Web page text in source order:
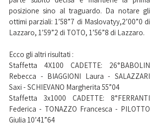
posizione sino al traguardo. Da notare gli
ottimi parziali: 1’58”7 di Maslovatyy,2’00”0 di
Lazzaro, 1’59”2 di TOTO, 1’56”8 di Lazzaro.
Ecco gli altri risultati :
Staffetta 4X100 CADETTE: 26°BABOLIN
Rebecca - BIAGGIONI Laura - SALAZZARI
Saxi - SCHIEVANO Margherita 55”04
Staffetta 3x1000 CADETTE: 8°FERRANTI
Federica - TONAZZO Francesca - PILOTTO
Giulia 10’41”64